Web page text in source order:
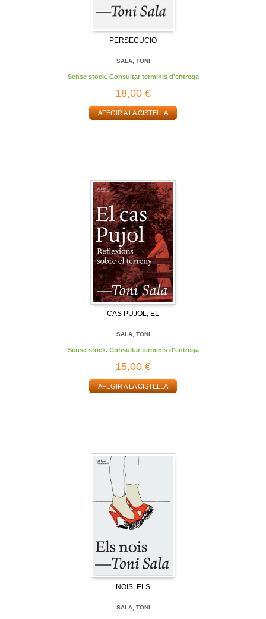
PERSECUCIÓ
SALA, TONI
Sense stock. Consultar terminis d'entrega
18,00 €
AFEGIR A LA CISTELLA
CAS PUJOL, EL
SALA, TONI
Sense stock. Consultar terminis d'entrega
15,00 €
AFEGIR A LA CISTELLA
NOIS, ELS
SALA, TONI